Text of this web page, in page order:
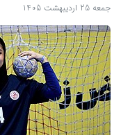
جمعه 25 اردیبهشت 1405